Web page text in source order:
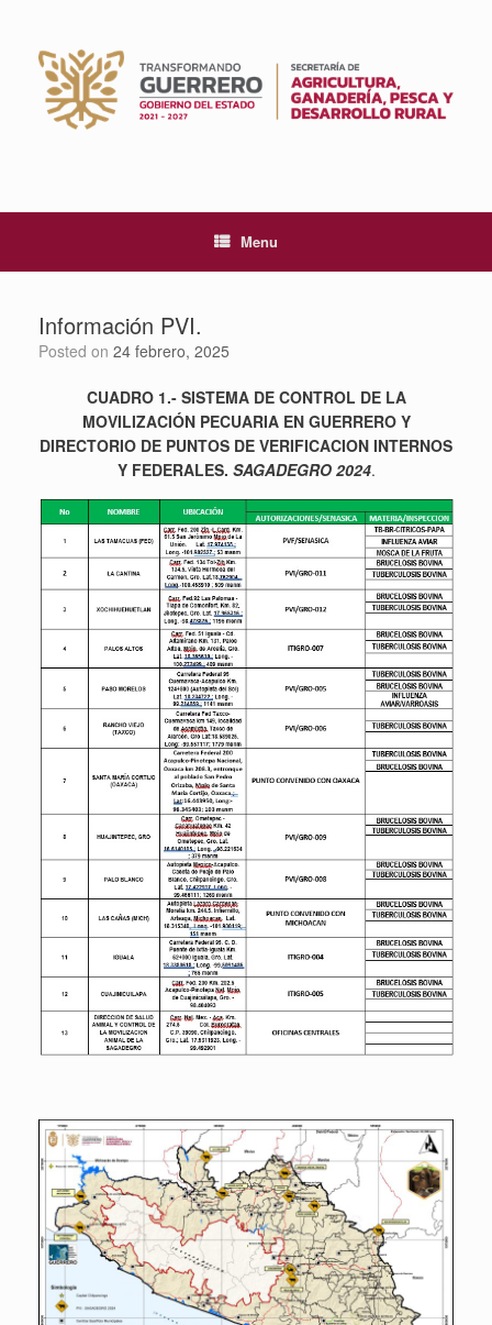
content
Menu
Información PVI.
Posted on 24 febrero, 2025
CUADRO 1.- SISTEMA DE CONTROL DE LA
MOVILIZACIÓN PECUARIA EN GUERRERO Y
DIRECTORIO DE PUNTOS DE VERIFICACION INTERNOS
Y FEDERALES. SAGADEGRO 2024.